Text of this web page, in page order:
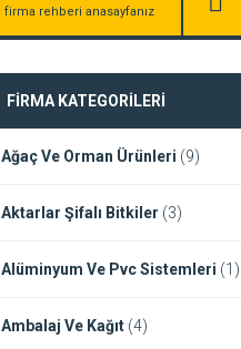
firma rehberi anasayfanız
FİRMA KATEGORİLERİ
Ağaç Ve Orman Ürünleri (9)
Aktarlar Şifalı Bitkiler (3)
Alüminyum Ve Pvc Sistemleri (1)
Ambalaj Ve Kağıt (4)